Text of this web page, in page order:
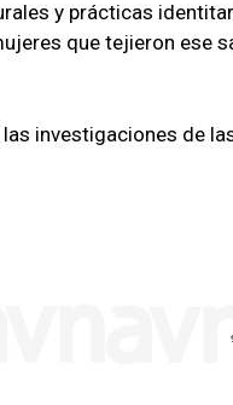
y prácticas
que tejieron ese
investigaciones de